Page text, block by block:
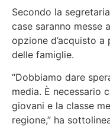
Secondo la
case saranno messe
opzione d’acquisto
delle famiglie.
“Dobbiamo dare
media. È necessario
giovani e la classe
regione,” ha